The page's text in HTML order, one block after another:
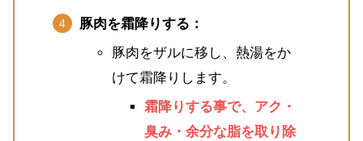
豚肉を霜降りする：
豚肉をザルに移し、熱湯をか
けて霜降りします。
霜降りする事で、アク・
臭み・余分な脂を取り除